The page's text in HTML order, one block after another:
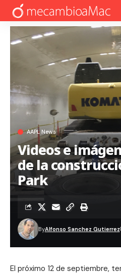
AAPL News
Videos e
de la
Park
ByAlfonso Sanchez Gutierrez
El próximo 12 de septiembre,